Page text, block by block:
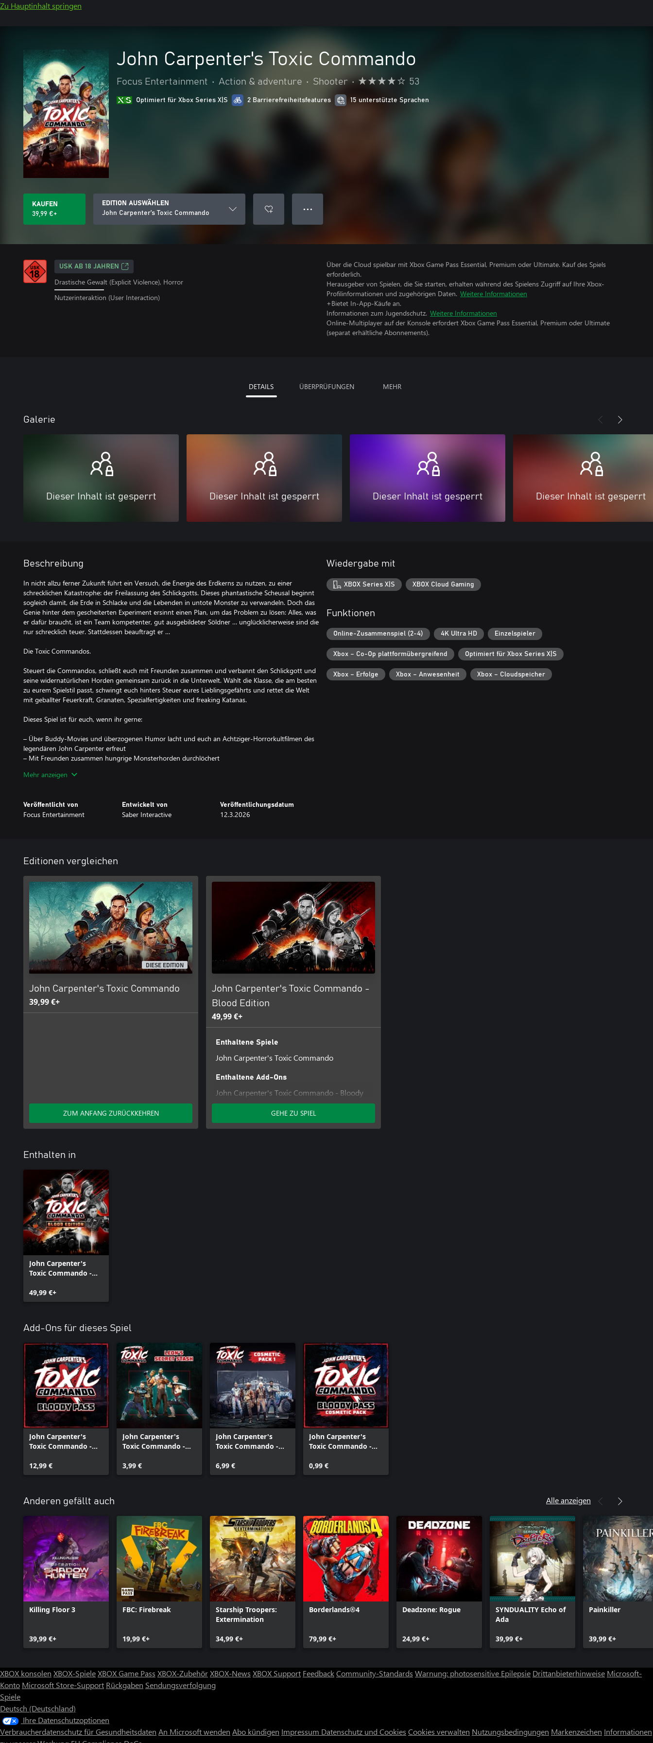
Zu Hauptinhalt springen
John Carpenter's Toxic Commando
Focus Entertainment • Action & adventure • Shooter • 53
Optimiert für Xbox Series X|S 2 Barrierefreiheitsfeatures 15 unterstützte Sprachen
KAUFEN
39,99 €+
EDITION AUSWÄHLEN
John Carpenter's Toxic Commando
● ● ●
USK AB 18 JAHREN
Drastische Gewalt (Explicit Violence), Horror
Nutzerinteraktion (User Interaction)
Über die Cloud spielbar mit Xbox Game Pass Essential, Premium oder Ultimate. Kauf des Spiels
erforderlich.
Herausgeber von Spielen, die Sie starten, erhalten während des Spielens Zugriff auf Ihre Xbox-
Profilinformationen und zugehörigen Daten. Weitere Informationen
+Bietet In-App-Käufe an.
Informationen zum Jugendschutz. Weitere Informationen
Online-Multiplayer auf der Konsole erfordert Xbox Game Pass Essential, Premium oder Ultimate
(separat erhältliche Abonnements).
DETAILS ÜBERPRÜFUNGEN MEHR
Galerie
Dieser Inhalt ist gesperrt Dieser Inhalt ist gesperrt Dieser Inhalt ist gesperrt Dieser Inhalt ist gesperrt
Beschreibung
In nicht allzu ferner Zukunft führt ein Versuch, die Energie des Erdkerns zu nutzen, zu einer
schrecklichen Katastrophe: der Freilassung des Schlickgotts. Dieses phantastische Scheusal beginnt
sogleich damit, die Erde in Schlacke und die Lebenden in untote Monster zu verwandeln. Doch das
Genie hinter dem gescheiterten Experiment ersinnt einen Plan, um das Problem zu lösen: Alles, was
er dafür braucht, ist ein Team kompetenter, gut ausgebildeter Söldner … unglücklicherweise sind die
nur schrecklich teuer. Stattdessen beauftragt er …
Die Toxic Commandos.
Steuert die Commandos, schließt euch mit Freunden zusammen und verbannt den Schlickgott und
seine widernatürlichen Horden gemeinsam zurück in die Unterwelt. Wählt die Klasse, die am besten
zu eurem Spielstil passt, schwingt euch hinters Steuer eures Lieblingsgefährts und rettet die Welt
mit geballter Feuerkraft, Granaten, Spezialfertigkeiten und freaking Katanas.
Dieses Spiel ist für euch, wenn ihr gerne:
– Über Buddy-Movies und überzogenen Humor lacht und euch an Achtziger-Horrorkultfilmen des
legendären John Carpenter erfreut
– Mit Freunden zusammen hungrige Monsterhorden durchlöchert
– Eure Fertigkeiten aufwertet und vor keiner Hardcore-Herausforderung zurückschreckt
Go Commando!
Mehr anzeigen
Veröffentlicht von
Focus Entertainment
Entwickelt von
Saber Interactive
Veröffentlichungsdatum
12.3.2026
Wiedergabe mit
XBOX Series X|S XBOX Cloud Gaming
Funktionen
Online-Zusammenspiel (2-4) 4K Ultra HD Einzelspieler
Xbox – Co-Op plattformübergreifend Optimiert für Xbox Series X|S
Xbox – Erfolge Xbox – Anwesenheit Xbox – Cloudspeicher
Editionen vergleichen
DIESE EDITION
John Carpenter's Toxic Commando
39,99 €+
ZUM ANFANG ZURÜCKKEHREN
John Carpenter's Toxic Commando -
Blood Edition
49,99 €+
Enthaltene Spiele
John Carpenter's Toxic Commando
Enthaltene Add-Ons
John Carpenter's Toxic Commando - Bloody
Pass
GEHE ZU SPIEL
Enthalten in
John Carpenter's
Toxic Commando -
49,99 €+
Add-Ons für dieses Spiel
John Carpenter's
Toxic Commando -
12,99 €
John Carpenter's
Toxic Commando -
3,99 €
John Carpenter's
Toxic Commando -
6,99 €
John Carpenter's
Toxic Commando -
Bloody Pass
0,99 €
Anderen gefällt auch Alle anzeigen
Killing Floor 3
39,99 €+
FBC: Firebreak
19,99 €+
Starship Troopers:
Extermination
34,99 €+
Borderlands®4
79,99 €+
Deadzone: Rogue
24,99 €+
SYNDUALITY Echo of
Ada
39,99 €+
Painkiller
39,99 €+
XBOX konsolen XBOX-SpieleXBOX Game Pass XBOX-ZubehörXBOX-News XBOX Support FeedbackCommunity-Standards Warnung: photosensitive Epilepsie Drittanbieterhinweise Microsoft-
Konto Microsoft Store-Support Rückgaben Sendungsverfolgung
Spiele
Deutsch (Deutschland)
Ihre Datenschutzoptionen
Verbraucherdatenschutz für Gesundheitsdaten An Microsoft wenden Abo kündigen Impressum Datenschutz und Cookies Cookies verwalten Nutzungsbedingungen Markenzeichen Informationen